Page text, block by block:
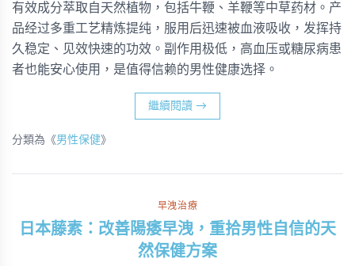
有效成分萃取自天然植物，包括牛鞭、羊鞭等中草药材。产
品经过多重工艺精炼提纯，服用后迅速被血液吸收，发挥持
久稳定、见效快速的功效。副作用极低，高血压或糖尿病患
者也能安心使用，是值得信赖的男性健康选择。
繼續閱讀 →
分類為《男性保健》
早洩治療
日本藤素：改善陽痿早洩，重拾男性自信的天
然保健方案